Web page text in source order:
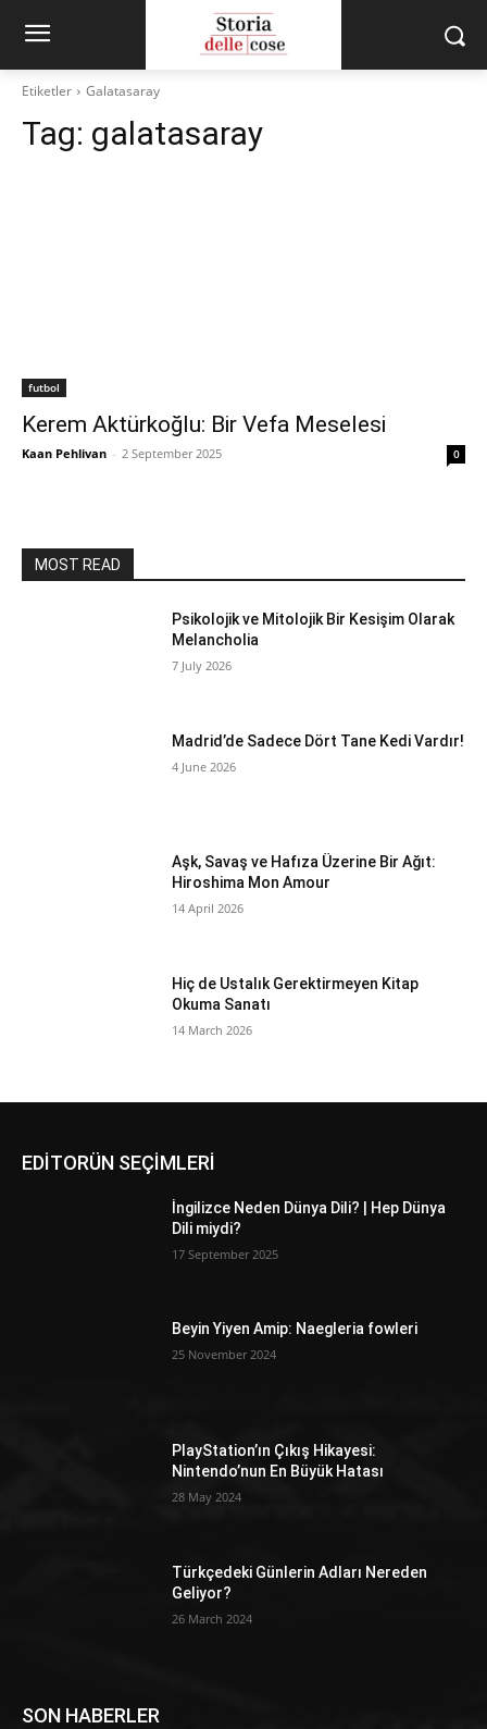
Etiketler Galatasaray
Tag: galatasaray
futbol
Kerem Aktürkoğlu: Bir Vefa Meselesi
Kaan Pehlivan - 2 September 2025 0
MOST READ
Psikolojik ve Mitolojik Bir Kesişim Olarak
Melancholia
7 July 2026
Madrid’de Sadece Dört Tane Kedi Vardır!
4 June 2026
Aşk, Savaş ve Hafıza Üzerine Bir Ağıt:
Hiroshima Mon Amour
14 April 2026
Hiç de Ustalık Gerektirmeyen Kitap
Okuma Sanatı
14 March 2026
EDİTORÜN SEÇİMLERİ
İngilizce Neden Dünya Dili? | Hep Dünya
Dili miydi?
17 September 2025
Beyin Yiyen Amip: Naegleria fowleri
25 November 2024
PlayStation’ın Çıkış Hikayesi:
Nintendo’nun En Büyük Hatası
28 May 2024
Türkçedeki Günlerin Adları Nereden
Geliyor?
26 March 2024
SON HABERLER